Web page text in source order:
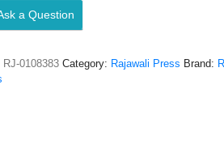
a Question
RJ-0108383 Category: Rajawali Press Brand: